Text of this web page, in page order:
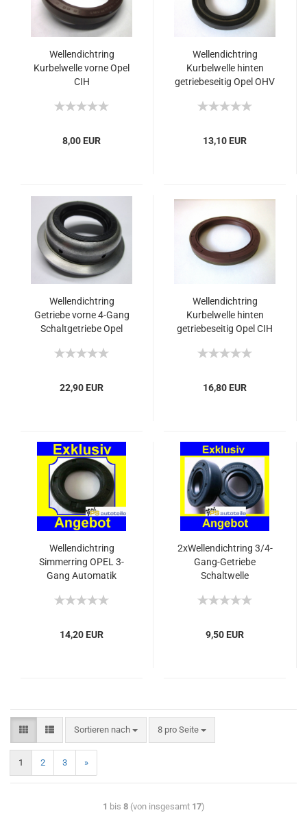
Wellendichtring
Kurbelwelle vorne Opel
CIH
8,00 EUR
Wellendichtring
Kurbelwelle hinten
getriebeseitig Opel OHV
13,10 EUR
Wellendichtring
Getriebe vorne 4-Gang
Schaltgetriebe Opel
22,90 EUR
Wellendichtring
Kurbelwelle hinten
getriebeseitig Opel CIH
16,80 EUR
Wellendichtring
Simmerring OPEL 3-
Gang Automatik
14,20 EUR
2xWellendichtring 3/4-
Gang-Getriebe
Schaltwelle
9,50 EUR
Sortieren nach 8 pro Seite
1 2 3 »
1 bis 8(von insgesamt 17)